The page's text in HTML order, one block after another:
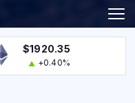
$1920.35
+0.40%